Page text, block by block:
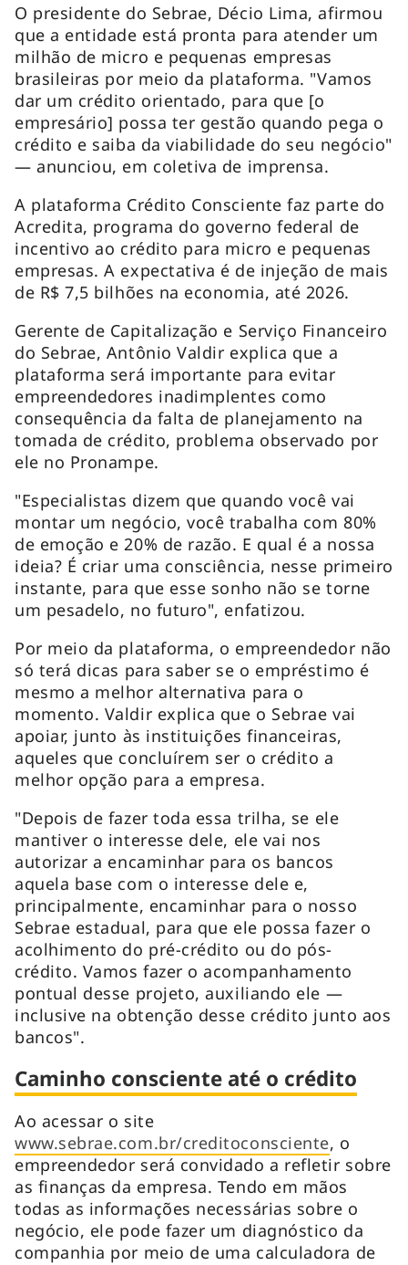
O presidente do Sebrae, Décio Lima, afirmou
que a entidade está pronta para atender um
milhão de micro e pequenas empresas
brasileiras por meio da plataforma. "Vamos
dar um crédito orientado, para que [o
empresário] possa ter gestão quando pega o
crédito e saiba da viabilidade do seu negócio"
— anunciou, em coletiva de imprensa.
A plataforma Crédito Consciente faz parte do
Acredita, programa do governo federal de
incentivo ao crédito para micro e pequenas
empresas. A expectativa é de injeção de mais
de R$ 7,5 bilhões na economia, até 2026.
Gerente de Capitalização e Serviço Financeiro
do Sebrae, Antônio Valdir explica que a
plataforma será importante para evitar
empreendedores inadimplentes como
consequência da falta de planejamento na
tomada de crédito, problema observado por
ele no Pronampe.
"Especialistas dizem que quando você vai
montar um negócio, você trabalha com 80%
de emoção e 20% de razão. E qual é a nossa
ideia? É criar uma consciência, nesse primeiro
instante, para que esse sonho não se torne
um pesadelo, no futuro", enfatizou.
Por meio da plataforma, o empreendedor não
só terá dicas para saber se o empréstimo é
mesmo a melhor alternativa para o
momento. Valdir explica que o Sebrae vai
apoiar, junto às instituições financeiras,
aqueles que concluírem ser o crédito a
melhor opção para a empresa.
"Depois de fazer toda essa trilha, se ele
mantiver o interesse dele, ele vai nos
autorizar a encaminhar para os bancos
aquela base com o interesse dele e,
principalmente, encaminhar para o nosso
Sebrae estadual, para que ele possa fazer o
acolhimento do pré-crédito ou do pós-
crédito. Vamos fazer o acompanhamento
pontual desse projeto, auxiliando ele —
inclusive na obtenção desse crédito junto aos
bancos".
Caminho consciente até o crédito
Ao acessar o site
www.sebrae.com.br/creditoconsciente, o
empreendedor será convidado a refletir sobre
as finanças da empresa. Tendo em mãos
todas as informações necessárias sobre o
negócio, ele pode fazer um diagnóstico da
companhia por meio de uma calculadora de